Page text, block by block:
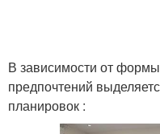
В зависимости от
предпочтений
планировок :